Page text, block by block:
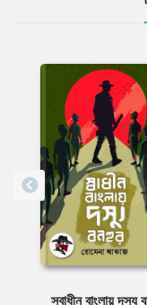
স্বাধীন বাংলায় দস্যু